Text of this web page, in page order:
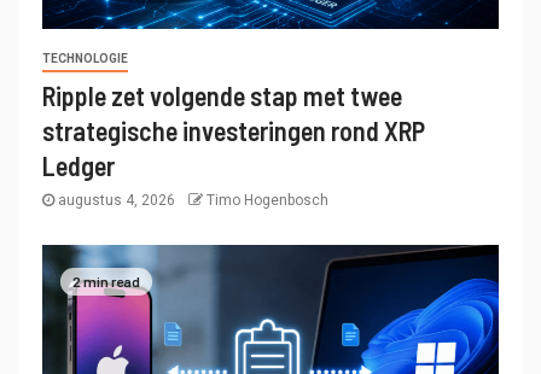
TECHNOLOGIE
Ripple zet volgende stap met twee
strategische investeringen rond XRP
Ledger
augustus 4, 2026 Timo Hogenbosch
2 min read